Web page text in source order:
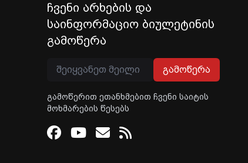
ჩვენი არხების და
საინფორმაციო ბიულეტინის
გამოწერა
გამოწერა
გამოწერით ეთანხმებით ჩვენი საიტის
მოხმარების წესებს
Facebook
Youtube
Email
RSS